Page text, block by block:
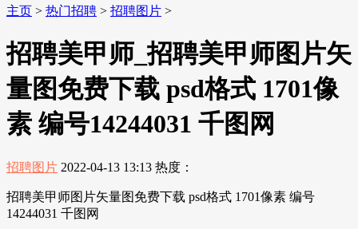
主页 > 热门招聘 > 招聘图片 >
招聘美甲师_招聘美甲师图片矢
量图免费下载 psd格式 1701像
素 编号14244031 千图网
招聘图片 2022-04-13 13:13 热度：
招聘美甲师图片矢量图免费下载 psd格式 1701像素 编号
14244031 千图网